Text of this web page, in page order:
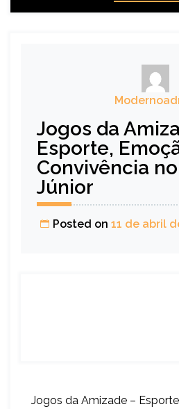
Jogos da
Esporte,
Convivência
Júnior
Posted on 11 de abril
Jogos da Amizade –